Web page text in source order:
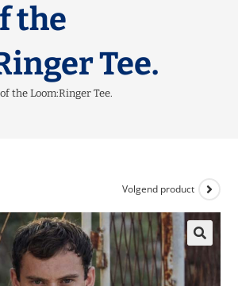
the
Tee.
the Loom:Ringer Tee.
Volgend product